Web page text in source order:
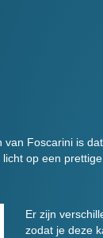
Foscarini is
op een
Er zijn
zodat je deze